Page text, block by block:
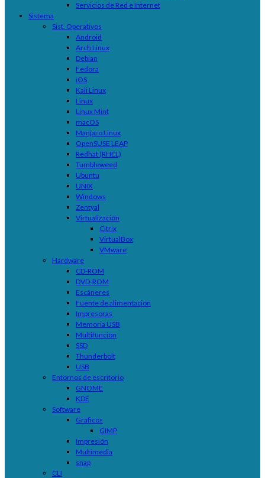
Servicios de Red e Internet
Sistema
Sist. Operativos
Android
Arch Linux
Debian
Fedora
iOS
Kali Linux
Linux
Linux Mint
macOS
Manjaro Linux
OpenSUSE LEAP
Redhat (RHEL)
Tumbleweed
Ubuntu
UNIX
Windows
Zentyal
Virtualización
Citrix
VirtualBox
VMware
Hardware
CD-ROM
DVD-ROM
Escáneres
Fuente de alimentación
Impresoras
Memoria USB
Multifunción
SSD
Thunderbolt
USB
Entornos de escritorio
GNOME
KDE
Software
Gráficos
GIMP
Impresión
Multimedia
snap
CLI